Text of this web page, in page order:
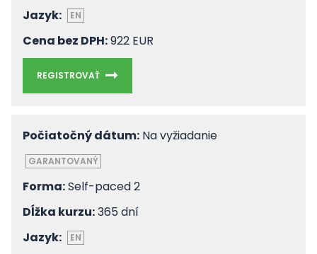
Jazyk:
EN
Cena bez DPH:922 EUR
REGISTROVAŤ
Počiatočný dátum: Na vyžiadanie
GARANTOVANÝ
Forma:Self-paced 2
Dĺžka kurzu:365 dní
Jazyk:
EN